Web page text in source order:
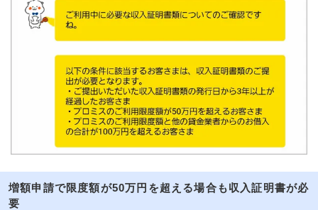
増額申請で限度額が50万円を超える場合も収入証明書が必
要